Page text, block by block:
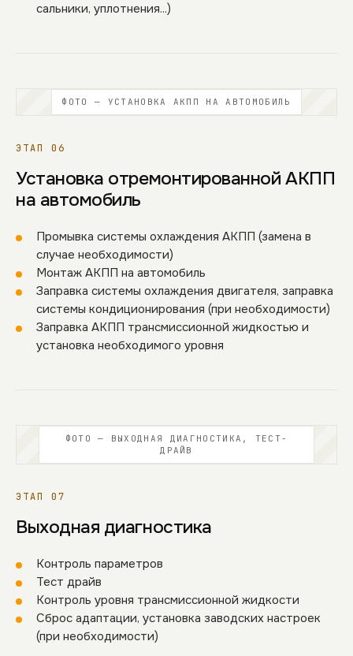
сальники, уплотнения...)
ФОТО — УСТАНОВКА АКПП НА АВТОМОБИЛЬ
ЭТАП 06
Установка отремонтированной АКПП
на автомобиль
Промывка системы охлаждения АКПП (замена в
случае необходимости)
Монтаж АКПП на автомобиль
Заправка системы охлаждения двигателя, заправка
системы кондиционирования (при необходимости)
Заправка АКПП трансмиссионной жидкостью и
установка необходимого уровня
ФОТО — ВЫХОДНАЯ ДИАГНОСТИКА, ТЕСТ-
ДРАЙВ
ЭТАП 07
Выходная диагностика
Контроль параметров
Тест драйв
Контроль уровня трансмиссионной жидкости
Сброс адаптации, установка заводских настроек
(при необходимости)